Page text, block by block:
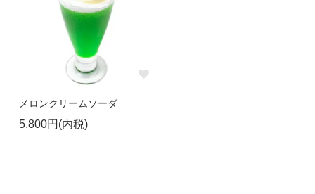
メロンクリームソーダ
5,800円(内税)